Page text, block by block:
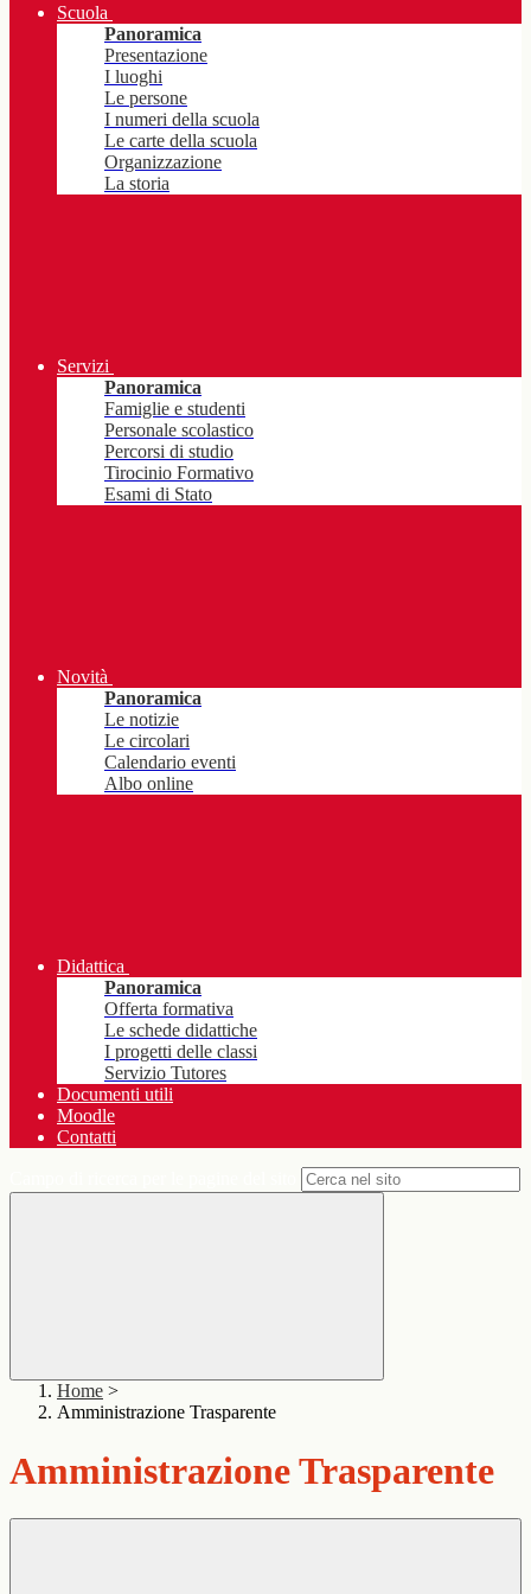
Scuola
Panoramica
Presentazione
I luoghi
Le persone
I numeri della scuola
Le carte della scuola
Organizzazione
La storia
Servizi
Panoramica
Famiglie e studenti
Personale scolastico
Percorsi di studio
Tirocinio Formativo
Esami di Stato
Novità
Panoramica
Le notizie
Le circolari
Calendario eventi
Albo online
Didattica
Panoramica
Offerta formativa
Le schede didattiche
I progetti delle classi
Servizio Tutores
Documenti utili
Moodle
Contatti
Home >
Amministrazione Trasparente
Amministrazione Trasparente